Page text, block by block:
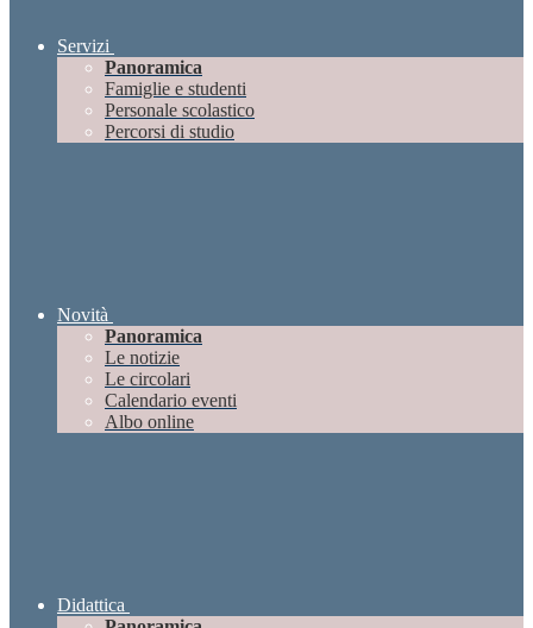
Servizi
Panoramica
Famiglie e studenti
Personale scolastico
Percorsi di studio
Novità
Panoramica
Le notizie
Le circolari
Calendario eventi
Albo online
Didattica